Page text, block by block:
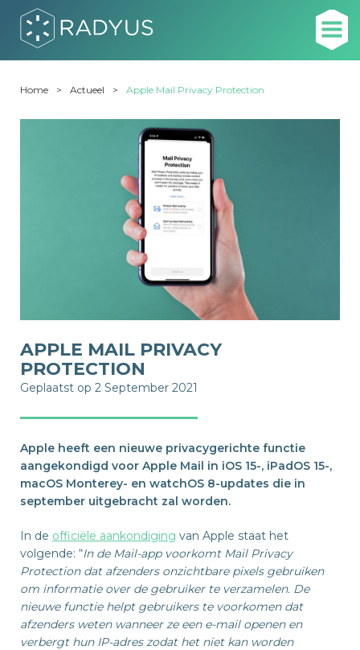
Home Actueel Apple Mail Privacy Protection
APPLE MAIL PRIVACY
PROTECTION
Geplaatst op 2 September 2021
Apple heeft een nieuwe privacygerichte functie
aangekondigd voor Apple Mail in iOS 15-, iPadOS 15-,
macOS Monterey- en watchOS 8-updates die in
september uitgebracht zal worden.
In de officiële aankondiging van Apple staat het
volgende: “In de Mail-app voorkomt Mail Privacy
Protection dat afzenders onzichtbare pixels gebruiken
om informatie over de gebruiker te verzamelen. De
nieuwe functie helpt gebruikers te voorkomen dat
afzenders weten wanneer ze een e-mail openen en
verbergt hun IP-adres zodat het niet kan worden